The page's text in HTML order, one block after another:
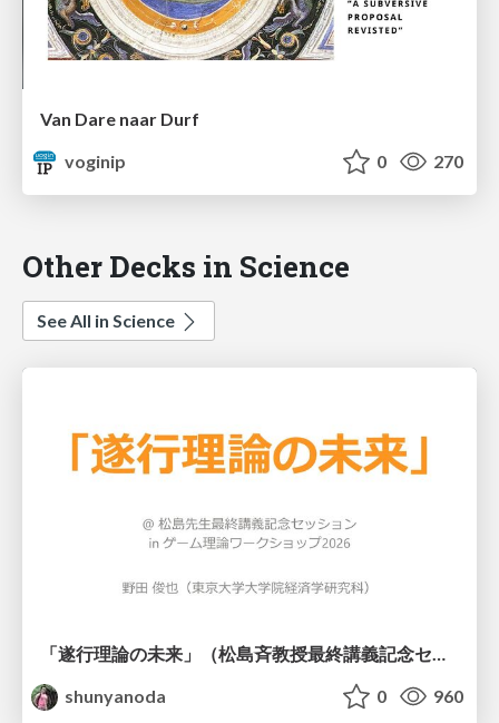
Van Dare naar Durf
voginip
0 270
Other Decks in Science
See All in Science
「遂行理論の未来」（松島斉教授最終講義記念セッションの発表資料）
shunyanoda
0 960